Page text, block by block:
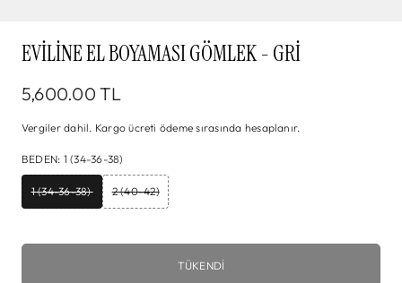
EVILINE EL BOYAMASI GÖMLEK - GRI
5,600.00 TL
Vergiler dahil. Kargo ücreti ödeme sırasında hesaplanır.
BEDEN: 1 (34-36-38)
1 (34-36-38) 2 (40-42)
TÜKENDI